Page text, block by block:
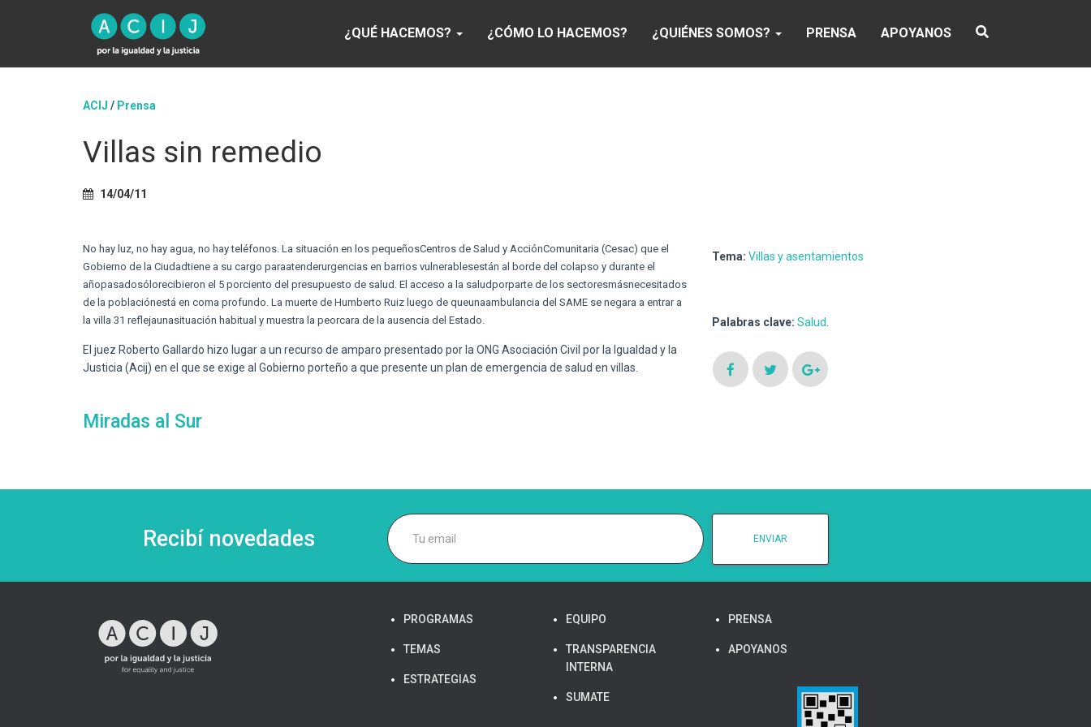
¿QUÉ HACEMOS? ¿CÓMO LO HACEMOS? ¿QUIÉNES SOMOS? PRENSA APOYANOS
ACIJ / Prensa
Villas sin remedio
14/04/11
No hay luz , no hay agua , no hayteléfonos . La situación en los pequeñosCentros de Salud y AcciónComunitaria (Cesac) que el
Gobierno de la Ciudadtiene a su cargo paraatenderurgencias en barrios vulnerablesestán al borde del colapso y durante el
añopasadosólorecibieron el 5 porciento del presupuesto de salud . El acceso a la saludporparte de los sectoresmásnecesitados
de la poblaciónestá en coma profundo . La muerte de Humberto Ruiz luego de queunaambulancia del SAME se negara a entrara
la villa 31 reflejaunasituación habitual y muestra la peorcara de la ausencia del Estado
El juez Roberto Gallardo hizo lugar a un recurso de amparo presentado por la ONG Asociación Civil por la Igualdad y la
Justicia (Acij) en el que se exige al Gobierno porteño a que presente un plan de emergencia de salud en villas.
Miradas al Sur
Tema: Villas y asentamientos
Palabras clave: Salud
Recibí novedades
PROGRAMAS
TEMAS
ESTRATEGIAS
EQUIPO
TRANSPARENCIA
INTERNA
SUMATE
PRENSA
APOYANOS